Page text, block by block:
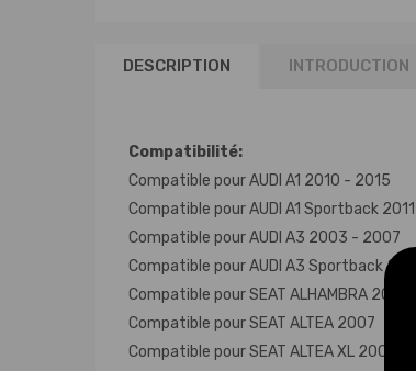
DESCRIPTION INTRODUCTION
Compatibilité:
Compatible pour AUDI A1 2010 - 2015
Compatible pour AUDI A1 Sportback
Compatible pour AUDI A3 2003 - 2007
Compatible pour AUDI A3 Sportback
Compatible pour SEAT ALHAMBRA 2010 -
Compatible pour SEAT ALTEA 2007
Compatible pour SEAT ALTEA XL 2007